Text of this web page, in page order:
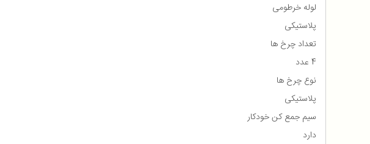
لوله خرطومی
پلاستیکی
تعداد چرخ ها
4 عدد
نوع چرخ ها
پلاستیکی
سیم جمع کن خودکار
دارد